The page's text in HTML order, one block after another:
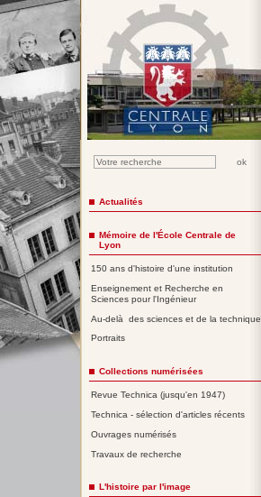
Actualités
Mémoire de l'École Centrale de
Lyon
150 ans d'histoire d'une institution
Enseignement et Recherche en
Sciences pour l'Ingénieur
Au-delà des sciences et de la technique
Portraits
Collections numérisées
Revue Technica (jusqu'en 1947)
Technica - sélection d'articles récents
Ouvrages numérisés
Travaux de recherche
L'histoire par l'image